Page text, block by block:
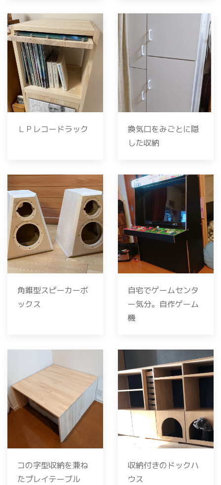
ＬＰレコードラック
換気口をみごとに隠
した収納
角錐型スピーカーボ
ックス
自宅でゲームセンタ
ー気分。自作ゲーム
機
コの字型収納を兼ね
たプレイテーブル
収納付きのドックハ
ウス